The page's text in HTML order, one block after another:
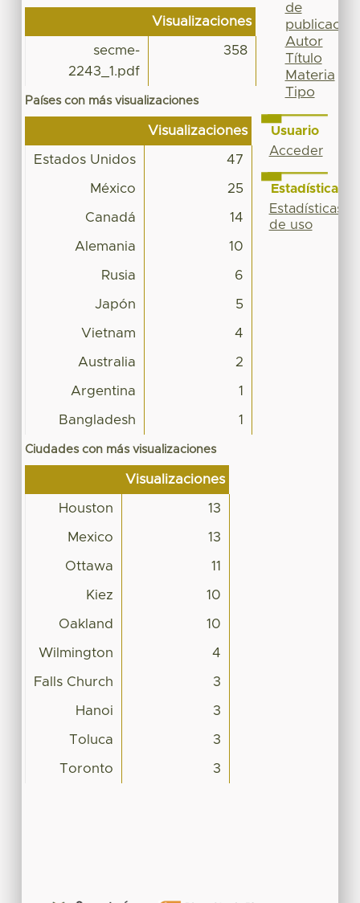
Visualizaciones
secme-
2243_1.pdf
358
Países con más visualizaciones
Visualizaciones
Estados Unidos 47
México 25
Canadá 14
Alemania 10
Rusia 6
Japón 5
Vietnam 4
Australia 2
Argentina 1
Bangladesh 1
Ciudades con más visualizaciones
Visualizaciones
Houston 13
Mexico 13
Ottawa 11
Kiez 10
Oakland 10
Wilmington 4
Falls Church 3
Hanoi 3
Toluca 3
Toronto 3
de
publicación
Autor
Título
Materia
Tipo
Usuario
Acceder
Estadísticas
Estadísticas
de uso